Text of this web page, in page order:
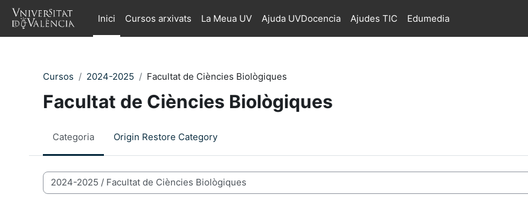
Ves al contingut principal
Inici
Cursos arxivats La Meua UV Ajuda UVDocencia Ajudes TIC Edumedia
Cursos 2024-2025 Facultat de Ciències Biològiques
Facultat de Ciències Biològiques
Categoria Origin Restore Category
Categories de Cursos